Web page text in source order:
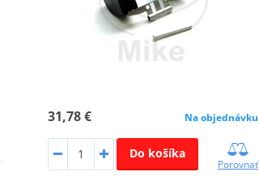
31,78 € Na objednávku
Do košíka
Porovnať